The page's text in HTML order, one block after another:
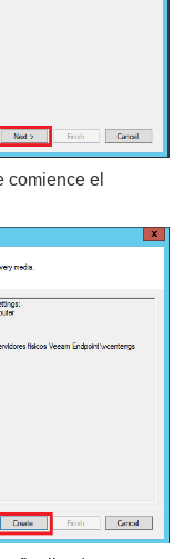
comience el